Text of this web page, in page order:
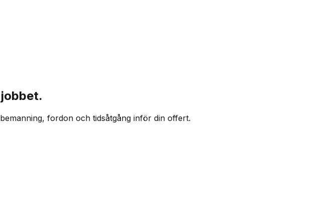
fordon och tidsåtgång inför din offert.